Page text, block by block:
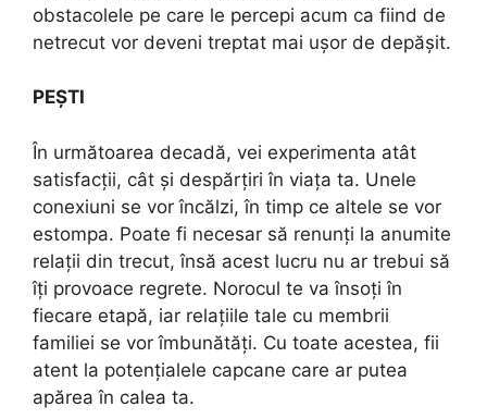
obstacolele pe care le percepi acum ca fiind de
netrecut vor deveni treptat mai ușor de depășit.
PEȘTI
În următoarea decadă, vei experimenta atât
satisfacții, cât și despărțiri în viața ta. Unele
conexiuni se vor încălzi, în timp ce altele se vor
estompa. Poate fi necesar să renunți la anumite
relații din trecut, însă acest lucru nu ar trebui să
îți provoace regrete. Norocul te va însoți în
fiecare etapă, iar relațiile tale cu membrii
familiei se vor îmbunătăți. Cu toate acestea, fii
atent la potențialele capcane care ar putea
apărea în calea ta.